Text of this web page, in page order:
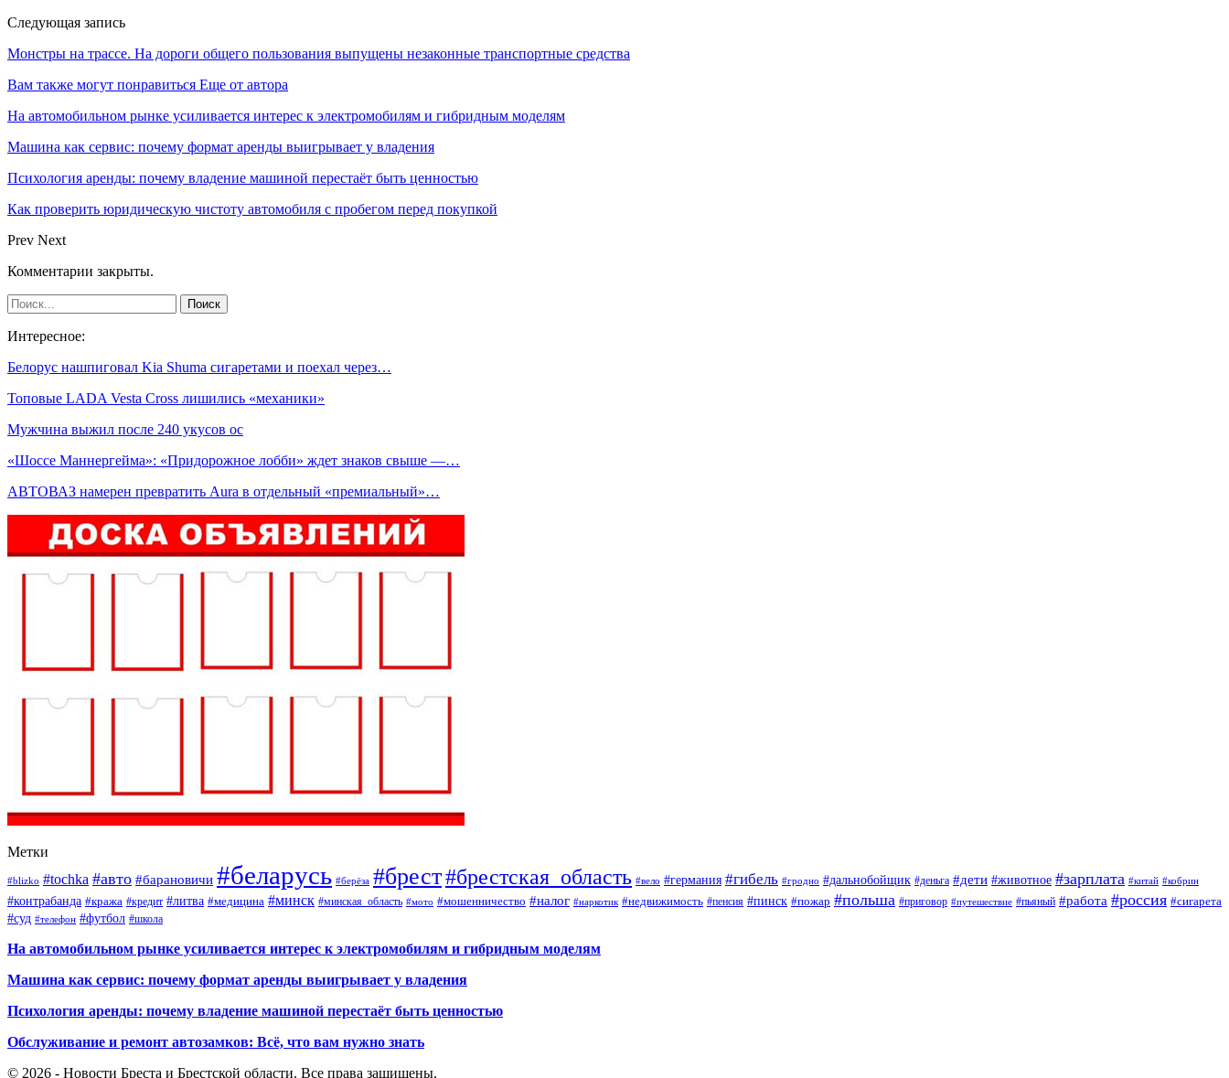
Следующая запись
Монстры на трассе. На дороги общего пользования выпущены незаконные транспортные средства
Вам также могут понравиться Еще от автора
На автомобильном рынке усиливается интерес к электромобилям и гибридным моделям
Машина как сервис: почему формат аренды выигрывает у владения
Психология аренды: почему владение машиной перестаёт быть ценностью
Как проверить юридическую чистоту автомобиля с пробегом перед покупкой
Prev Next
Комментарии закрыты.
Интересное:
Белорус нашпиговал Kia Shuma сигаретами и поехал через…
Топовые LADA Vesta Cross лишились «механики»
Мужчина выжил после 240 укусов ос
«Шоссе Маннергейма»: «Придорожное лобби» ждет знаков свыше —…
АВТОВАЗ намерен превратить Aura в отдельный «премиальный»…
Метки
#blizko #tochka #авто #барановичи #беларусь #берёза #брест#брестская_область #вело #германия #гибель #гродно #дальнобойщик #деньга #дети #животное #зарплата #китай #кобрин
#контрабанда #кража #кредит #литва #медицина #минск #минская_область #мото #мошенничество #налог #наркотик #недвижимость #пенсия #пинск #пожар #польша #приговор #путешествие #пьяный #работа #россия #сигарета
#суд #телефон #футбол #школа
На автомобильном рынке усиливается интерес к электромобилям и гибридным моделям
Машина как сервис: почему формат аренды выигрывает у владения
Психология аренды: почему владение машиной перестаёт быть ценностью
Обслуживание и ремонт автозамков: Всё, что вам нужно знать
© 2026 - Новости Бреста и Брестской области. Все права защищены.